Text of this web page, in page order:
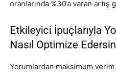
oranlarında %30’a varan artış
Etkileyici İpuçlarıyla
Nasıl Optimize
Yorumlardan maksimum verim